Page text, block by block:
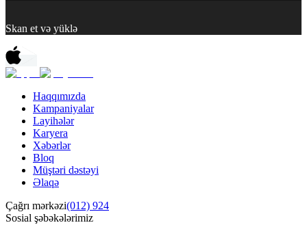
Skan et və yüklə
Haqqımızda
Kampaniyalar
Layihələr
Karyera
Xəbərlər
Bloq
Müştəri dəstəyi
Əlaqə
Çağrı mərkəzi(012) 924
Sosial şəbəkələrimiz